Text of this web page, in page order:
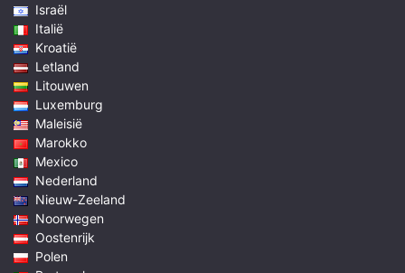
Israël
Italië
Kroatië
Letland
Litouwen
Luxemburg
Maleisië
Marokko
Mexico
Nederland
Nieuw-Zeeland
Noorwegen
Oostenrijk
Polen